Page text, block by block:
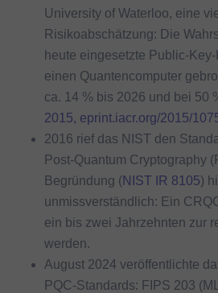
University of Waterloo, eine
Risikoabschätzung: Die
heute eingesetzte Public-
einen Quantencomputer
ca. 14 % bis 2026 und bei 50
2015, eprint.iacr.org/2015/
2016 rief das NIST den
Post-Quantum Cryptography
Begründung (NIST IR 8105)
unmissverständlich: Ein
ein bis zwei Jahrzehnten zur
werden.
August 2024 veröffentlichte
PQC-Standards: FIPS 203